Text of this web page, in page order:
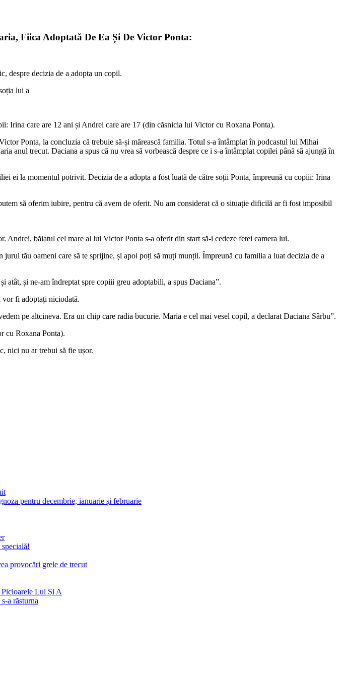
Fiica Adoptată De Ea Și De Victor Ponta:
despre decizia de a adopta un copil.
lui a
Irina care are 12 ani și Andrei care are 17 (din căsnicia lui Victor cu Roxana Ponta).
Ponta, la concluzia că trebuie să-și mărească familia. Totul s-a întâmplat în podcastul lui Mihai
anul trecut. Daciana a spus că nu vrea să vorbească despre ce i s-a întâmplat copilei până să ajungă în
ei la momentul potrivit. Decizia de a adopta a fost luată de către soții Ponta, împreună cu copiii: Irina
să oferim iubire, pentru că avem de oferit. Nu am considerat că o situație dificilă ar fi fost imposibil
băiatul cel mare al lui Victor Ponta s-a oferit din start să-i cedeze fetei camera lui.
tău oameni care să te sprijine, și apoi poți să muți munții. Împreună cu familia a luat decizia de a
și ne-am îndreptat spre copiii greu adoptabili, a spus Daciana”.
vor fi adoptați niciodată.
pe altcineva. Era un chip care radia bucurie. Maria e cel mai vesel copil, a declarat Daciana Sârbu”.
cu Roxana Ponta).
nici nu ar trebui să fie ușor.
pentru decembrie, ianuarie și februarie
provocări grele de trecut
Picioarele Lui Și A
a răsturna